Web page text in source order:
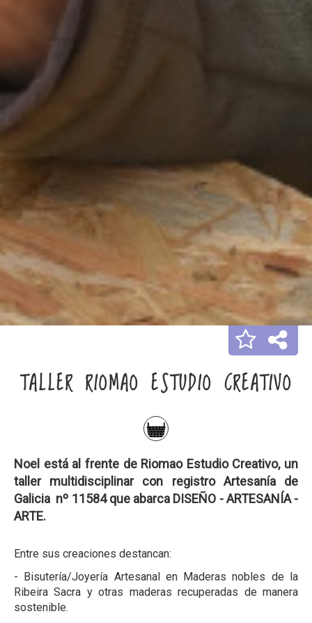
TALLER RIOMAO ESTUDIO CREATIVO
Noel está al frente de Riomao Estudio Creativo, un
taller multidisciplinar con registro Artesanía de
Galicia nº 11584 que abarca DISEÑO - ARTESANÍA -
ARTE.
Entre sus creaciones destancan:
- Bisutería/Joyería Artesanal en Maderas nobles de la
Ribeira Sacra y otras maderas recuperadas de manera
sostenible.